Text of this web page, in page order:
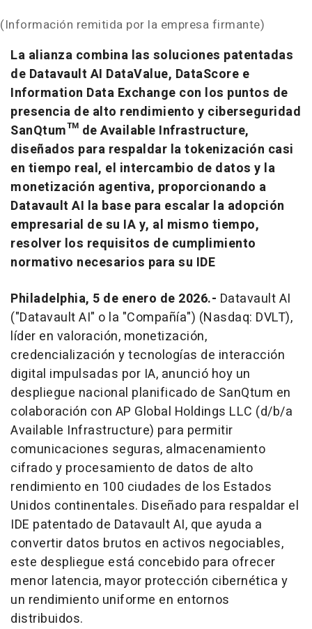
(Información remitida por la empresa firmante)
La alianza combina las soluciones patentadas
de Datavault AI DataValue, DataScore e
Information Data Exchange con los puntos de
presencia de alto rendimiento y ciberseguridad
SanQtum™ de Available Infrastructure,
diseñados para respaldar la tokenización casi
en tiempo real, el intercambio de datos y la
monetización agentiva, proporcionando a
Datavault AI la base para escalar la adopción
empresarial de su IA y, al mismo tiempo,
resolver los requisitos de cumplimiento
normativo necesarios para su IDE
Philadelphia, 5 de enero de 2026.- Datavault AI
("Datavault AI" o la "Compañía") (Nasdaq: DVLT),
líder en valoración, monetización,
credencialización y tecnologías de interacción
digital impulsadas por IA, anunció hoy un
despliegue nacional planificado de SanQtum en
colaboración con AP Global Holdings LLC (d/b/a
Available Infrastructure) para permitir
comunicaciones seguras, almacenamiento
cifrado y procesamiento de datos de alto
rendimiento en 100 ciudades de los Estados
Unidos continentales. Diseñado para respaldar el
IDE patentado de Datavault AI, que ayuda a
convertir datos brutos en activos negociables,
este despliegue está concebido para ofrecer
menor latencia, mayor protección cibernética y
un rendimiento uniforme en entornos
distribuidos.